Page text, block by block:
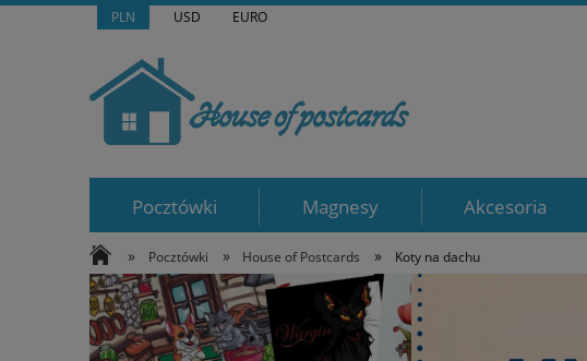
PLN USD EURO
Pocztówki Magnesy Akcesoria
» Pocztówki » House of Postcards » Koty na dachu